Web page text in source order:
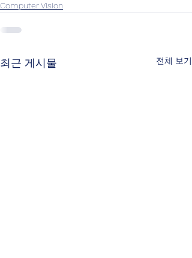
Computer Vision
최근 게시물 전체 보기